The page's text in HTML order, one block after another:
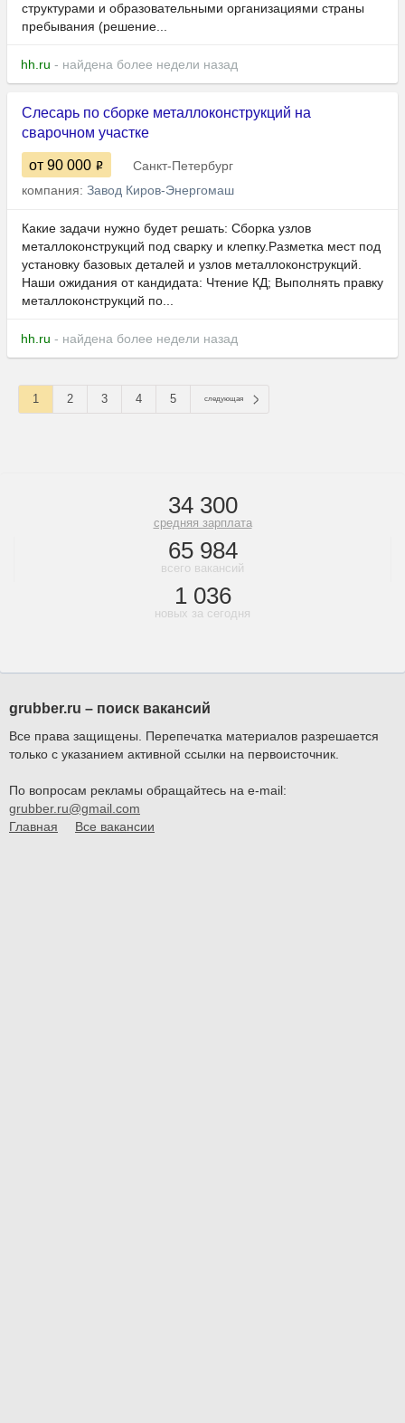
структурами и образовательными организациями страны
пребывания (решение...
hh.ru - найдена более недели назад
Слесарь по сборке металлоконструкций на
сварочном участке
от 90 000
Санкт-Петербург
компания: Завод Киров-Энергомаш
Какие задачи нужно будет решать: Сборка узлов
металлоконструкций под сварку и клепку.Разметка мест под
установку базовых деталей и узлов металлоконструкций.
Наши ожидания от кандидата: Чтение КД; Выполнять правку
металлоконструкций по...
hh.ru - найдена более недели назад
1 2 3 4 5 следующая
34 300
средняя зарплата
65 984
всего вакансий
1 036
новых за сегодня
grubber.ru – поиск вакансий
Все права защищены. Перепечатка материалов разрешается
только с указанием активной ссылки на первоисточник.
По вопросам рекламы обращайтесь на e-mail:
grubber.ru@gmail.com
Главная
Все вакансии